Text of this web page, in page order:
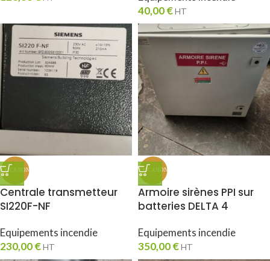
40,00€HT
Centrale transmetteur
SI220F-NF
Equipements incendie
230,00€HT
Armoire sirènes PPI sur
batteries DELTA 4
Equipements incendie
350,00€HT